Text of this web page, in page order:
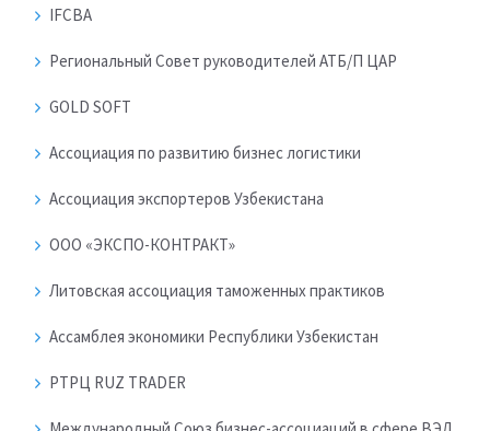
IFCBA
Региональный Совет руководителей АТБ/П ЦАР
GOLD SOFT
Ассоциация по развитию бизнес логистики
Ассоциация экспортеров Узбекистана
ООО «ЭКСПО-КОНТРАКТ»
Литовская ассоциация таможенных практиков
Ассамблея экономики Республики Узбекистан
РТРЦ RUZ TRADER